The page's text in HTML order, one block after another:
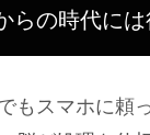
らの時代に
もスマホに頼